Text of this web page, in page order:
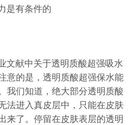
有条件的
献中关于透明质酸超强吸水
意的是，透明质酸超强保水能
我们知道，绝大部分透明质酸
法进入真皮层中，只能在皮肤
来了。停留在皮肤表层的透明